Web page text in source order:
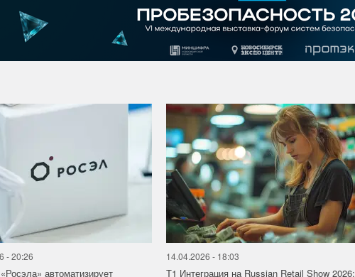
- 20:26
автоматизирует
14.04.2026 - 18:03
Т1 Интеграция на Russian Retail Show 2026: